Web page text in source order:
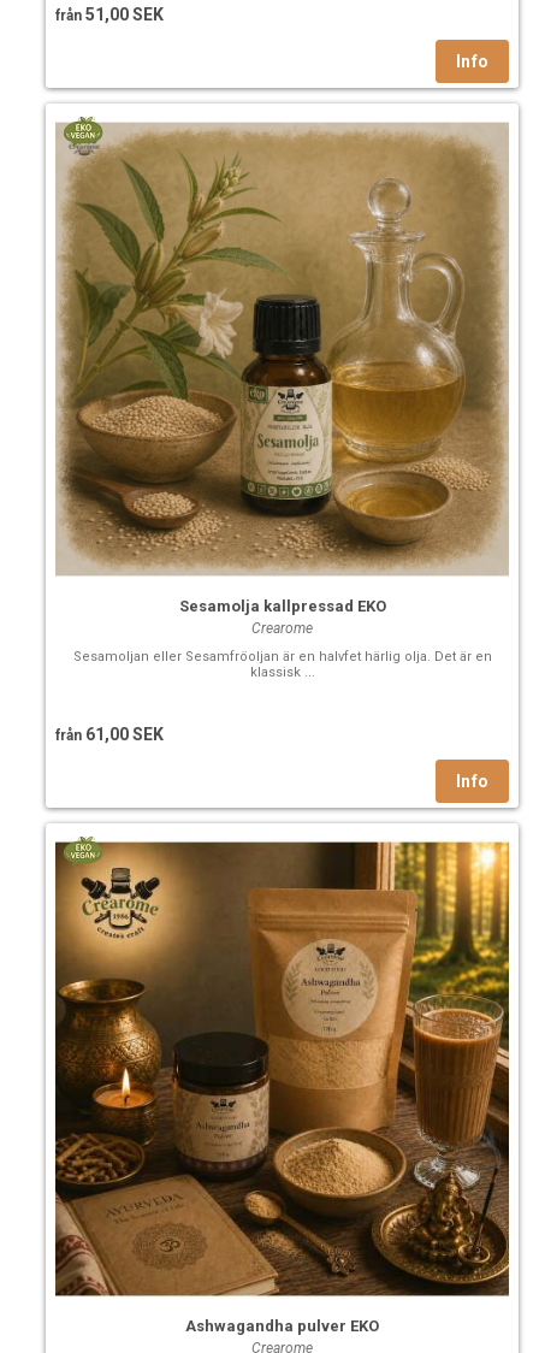
från 51,00 SEK
Sesamolja kallpressad EKO
Crearome
Sesamoljan eller Sesamfröoljan är en halvfet härlig olja. Det är en
klassisk ...
från 61,00 SEK
Ashwagandha pulver EKO
Crearome